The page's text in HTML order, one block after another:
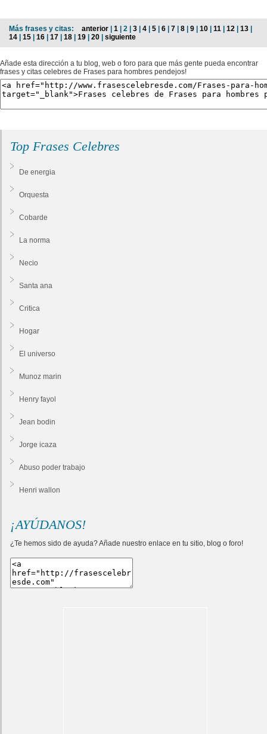
Más frases y citas: anterior | 1 | 2 | 3 | 4 | 5 | 6 | 7 | 8 | 9 | 10 | 11 | 12 | 13 |
14 | 15 | 16 | 17 | 18 | 19 | 20 | siguiente
Añade esta dirección a tu blog, web o foro para que más gente pueda encontrar
frases y citas celebres de Frases para hombres pendejos!
Top Frases Celebres
De energia
Orquesta
Cobarde
La norma
Necio
Santa ana
Critica
Hogar
El universo
Munoz marin
Henry fayol
Jean bodin
Jorge icaza
Abuso poder trabajo
Henri wallon
¡AYÚDANOS!
¿Te hemos sido de ayuda? Añade nuestro enlace en tu sitio, blog o foro!